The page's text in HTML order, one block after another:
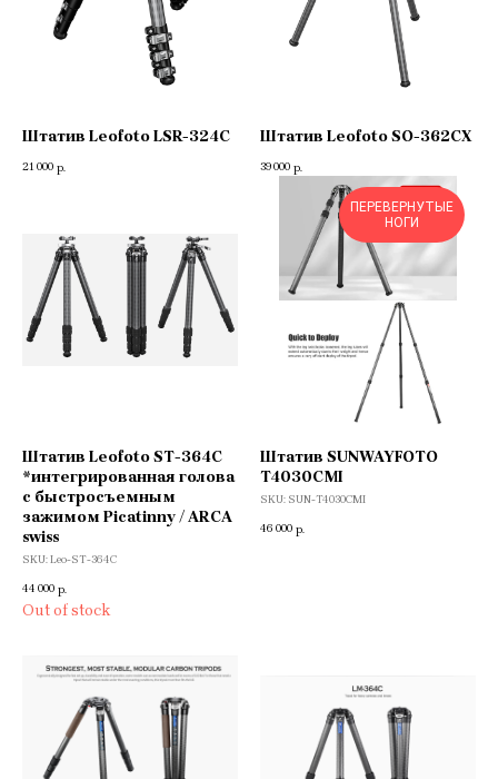
Штатив Leofoto LSR-324C
21 000 р.
Штатив Leofoto SO-362CX
39 000 р.
Штатив Leofoto ST-364C
*интегрированная голова
с быстросъемным
зажимом Picatinny / ARCA
swiss
SKU:Leo-ST-364C
44 000 р.
Out of stock
ПЕРЕВЕРНУТЫЕ
НОГИ
Штатив SUNWAYFOTO
T4030CMI
SKU: SUN-T4030CMI
46 000 р.